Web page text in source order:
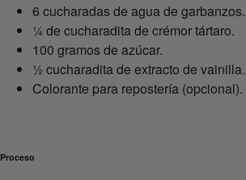
6 cucharadas de agua de garbanzos.
¼ de cucharadita de crémor tártaro.
100 gramos de azúcar.
½ cucharadita de extracto de vainilla.
Colorante para repostería (opcional).
Proceso